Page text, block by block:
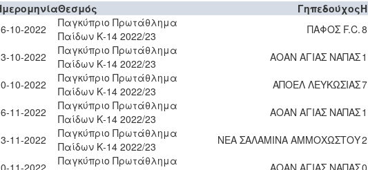
Θεσμός ΓηπεδούχοςH
10-2022
Παγκύπριο Πρωτάθλημα
Παίδων Κ-14 2022/23
ΠΑΦΟΣ F.C.8
10-2022
Παγκύπριο Πρωτάθλημα
Παίδων Κ-14 2022/23
ΑΟΑΝ ΑΓΙΑΣ ΝΑΠΑΣ1
10-2022
Παγκύπριο Πρωτάθλημα
Παίδων Κ-14 2022/23
ΑΠΟΕΛ ΛΕΥΚΩΣΙΑΣ7
11-2022
Παγκύπριο Πρωτάθλημα
Παίδων Κ-14 2022/23
ΑΟΑΝ ΑΓΙΑΣ ΝΑΠΑΣ1
11-2022
Παγκύπριο Πρωτάθλημα
Παίδων Κ-14 2022/23
ΝΕΑ ΣΑΛΑΜΙΝΑ ΑΜΜΟΧΩΣΤΟΥ2
11-2022
Παγκύπριο Πρωτάθλημα
ΑΟΑΝ ΑΓΙΑΣ ΝΑΠΑΣ0